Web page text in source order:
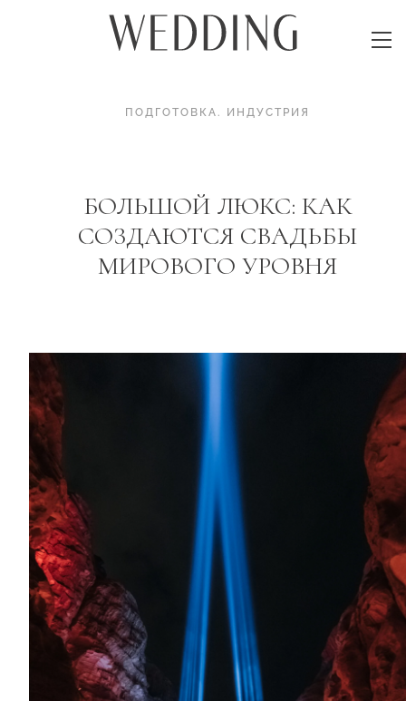
ПОДГОТОВКА. ИНДУСТРИЯ
БОЛЬШОЙ ЛЮКС: КАК
СОЗДАЮТСЯ СВАДЬБЫ
МИРОВОГО УРОВНЯ